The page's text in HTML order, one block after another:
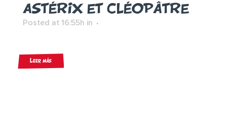
ASTÉRIX ET CLÉOPÂTRE
Posted at 16:55h in
Leer más